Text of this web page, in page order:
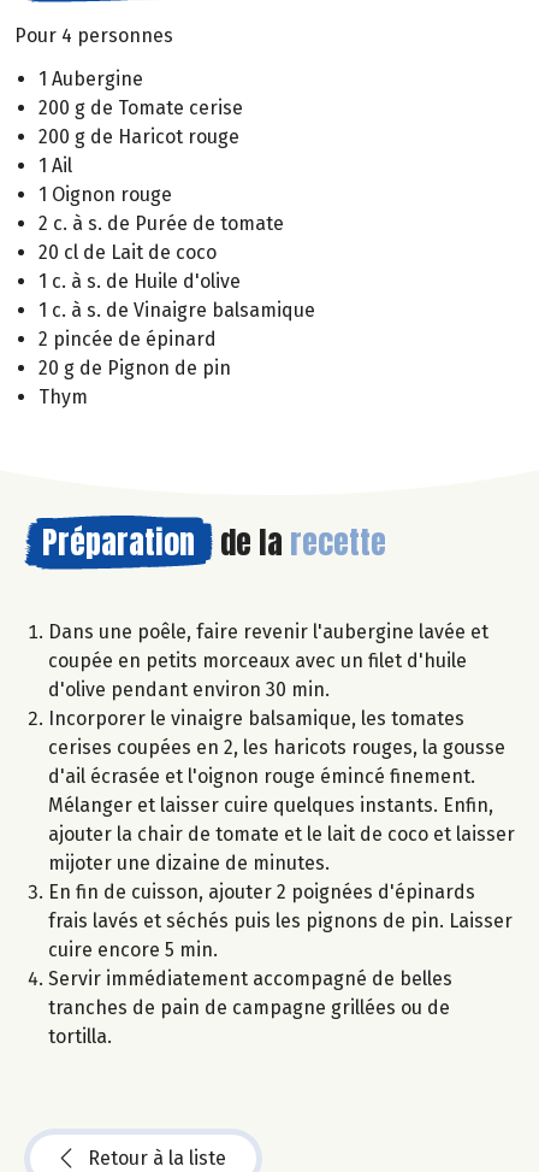
Pour 4 personnes
1 Aubergine
200 g de Tomate cerise
200 g de Haricot rouge
1 Ail
1 Oignon rouge
2 c. à s. de Purée de tomate
20 cl de Lait de coco
1 c. à s. de Huile d'olive
1 c. à s. de Vinaigre balsamique
2 pincée de épinard
20 g de Pignon de pin
Thym
Préparation de la recette
Dans une poêle, faire revenir l'aubergine lavée et
coupée en petits morceaux avec un filet d'huile
d'olive pendant environ 30 min.
Incorporer le vinaigre balsamique, les tomates
cerises coupées en 2, les haricots rouges, la gousse
d'ail écrasée et l'oignon rouge émincé finement.
Mélanger et laisser cuire quelques instants. Enfin,
ajouter la chair de tomate et le lait de coco et laisser
mijoter une dizaine de minutes.
En fin de cuisson, ajouter 2 poignées d'épinards
frais lavés et séchés puis les pignons de pin. Laisser
cuire encore 5 min.
Servir immédiatement accompagné de belles
tranches de pain de campagne grillées ou de
tortilla.
Retour à la liste